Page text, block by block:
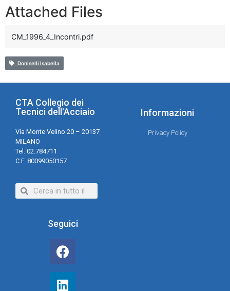
Attached Files
CM_1996_4_Incontri.pdf
Doniselli Isabella
CTA Collegio dei
Tecnici dell'Acciaio
Via Monte Velino 20 – 20137
MILANO
Tel. 02.784711
C.F. 80099050157
Informazioni
Privacy Policy
Seguici